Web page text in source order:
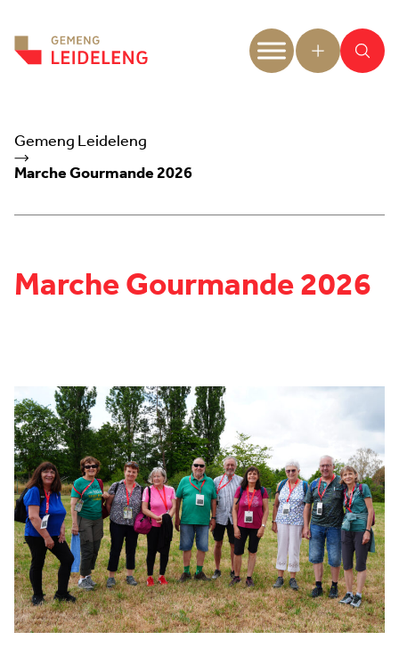
Gemeng Leideleng
Marche Gourmande 2026
Marche Gourmande 2026